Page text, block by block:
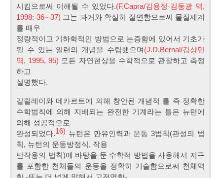
시킴으로써 이해될 수 있었다.(F.Capra/김용정·김동광 역,
1998: 36∼37) 그는 과거와 확실히 절연함으로써 물질세계
를 매우
정량적이고 기하학적인 방법으로 논증함에 있어서 기초가
될 수 있는 일련의 개념을 수립했으며 (J.D.Bernal/김상민
역, 1995, 95) 모든 자연현상을 수학적으로 관찰하고 측정
하고
설명했다.
갈릴레이와 데카르트에 의해 창안된 개념적 틀 즉 정확한
수학법칙에 의해 지배되는 완전한 기계라는 틀은 뉴턴에
의해 성공적으로
완성되었다.16) 뉴턴은 만유인력과 운동 3법칙(관성의 법
칙, 뉴턴의 운동방정식, 작용
반작용의 법칙)에 바탕을 둔 수학적 방법을 사용해서 지구
를 포함한 천체들의 운동을 정확히 기술함으로써 천체역